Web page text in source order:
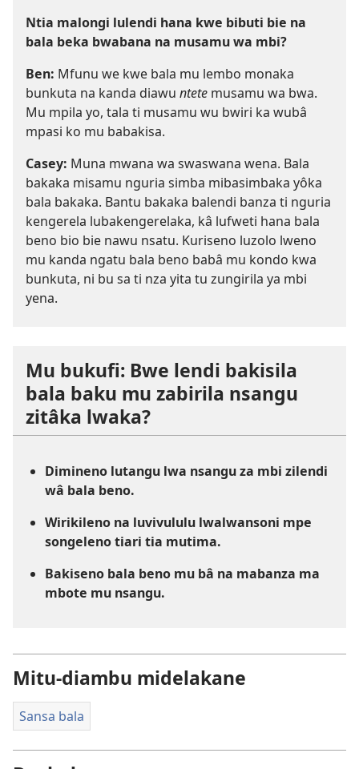
Ntia malongi lulendi hana kwe bibuti bie na
bala beka bwabana na musamu wa mbi?
Ben: Mfunu we kwe bala mu lembo monaka
bunkuta na kanda diawu ntete musamu wa bwa.
Mu mpila yo, tala ti musamu wu bwiri ka wubâ
mpasi ko mu babakisa.
Casey: Muna mwana wa swaswana wena. Bala
bakaka misamu nguria simba mibasimbaka yôka
bala bakaka. Bantu bakaka balendi banza ti nguria
kengerela lubakengerelaka, kâ lufweti hana bala
beno bio bie nawu nsatu. Kuriseno luzolo lweno
mu kanda ngatu bala beno babâ mu kondo kwa
bunkuta, ni bu sa ti nza yita tu zungirila ya mbi
yena.
Mu bukufi: Bwe lendi bakisila
bala baku mu zabirila nsangu
zitâka lwaka?
Dimineno lutangu lwa nsangu za mbi zilendi
wâ bala beno.
Wirikileno na luvivululu lwalwansoni mpe
songeleno tiari tia mutima.
Bakiseno bala beno mu bâ na mabanza ma
mbote mu nsangu.
Mitu-diambu midelakane
Sansa bala